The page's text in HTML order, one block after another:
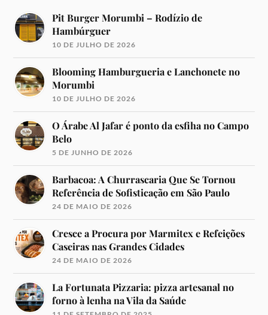
Pit Burger Morumbi – Rodízio de
Hambúrguer
10 DE JULHO DE 2026
Blooming Hamburgueria e Lanchonete no
Morumbi
10 DE JULHO DE 2026
O Árabe Al Jafar é ponto da esfiha no Campo
Belo
5 DE JUNHO DE 2026
Barbacoa: A Churrascaria Que Se Tornou
Referência de Sofisticação em São Paulo
24 DE MAIO DE 2026
Cresce a Procura por Marmitex e Refeições
Caseiras nas Grandes Cidades
24 DE MAIO DE 2026
La Fortunata Pizzaria: pizza artesanal no
forno à lenha na Vila da Saúde